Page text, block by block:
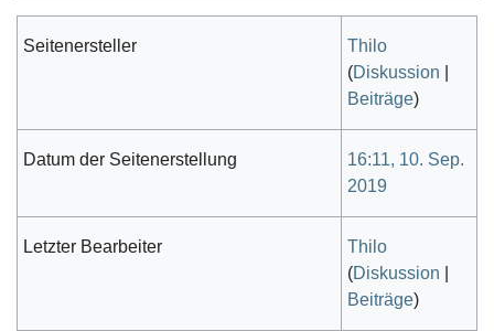
Seitenersteller
Thilo
(Diskussion
Beiträge)
Datum der Seitenerstellung
16:11, 10. Sep.
2019
Letzter Bearbeiter
Thilo
(Diskussion
Beiträge)